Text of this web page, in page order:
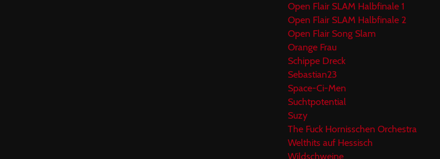
Open Flair SLAM Halbfinale 1
Open Flair SLAM Halbfinale 2
Open Flair Song Slam
Orange Frau
Schippe Dreck
Sebastian23
Space-Ci-Men
Suchtpotential
Suzy
The Fuck Hornisschen Orchestra
Welthits auf Hessisch
Wildschweine